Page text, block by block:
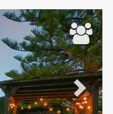
Next